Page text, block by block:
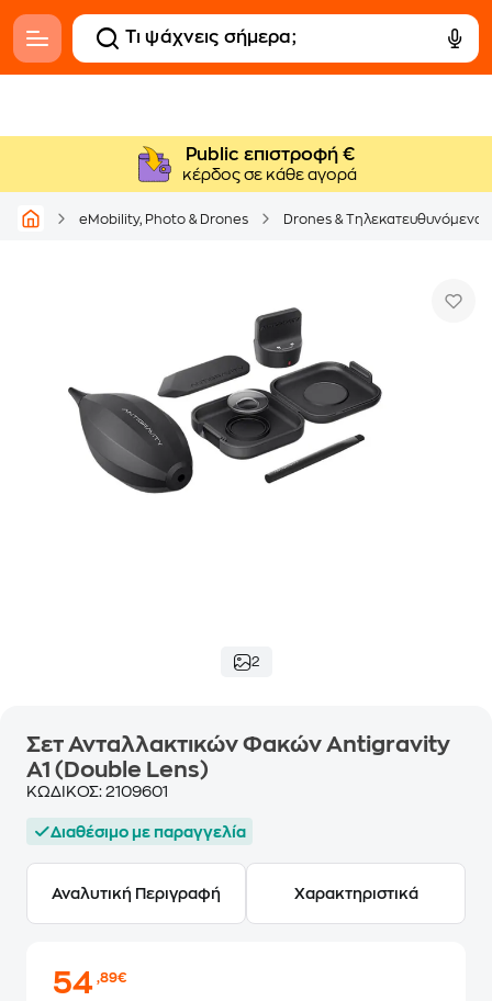
Public επιστροφή €
κέρδος σε κάθε αγορά
eMobility, Photo & Drones Drones & Τηλεκατευθυνόμενα
2
Σετ Ανταλλακτικών Φακών Antigravity
A1 (Double Lens)
ΚΩΔΙΚΟΣ: 2109601
Διαθέσιμο με παραγγελία
Αναλυτική Περιγραφή Χαρακτηριστικά
54,89€